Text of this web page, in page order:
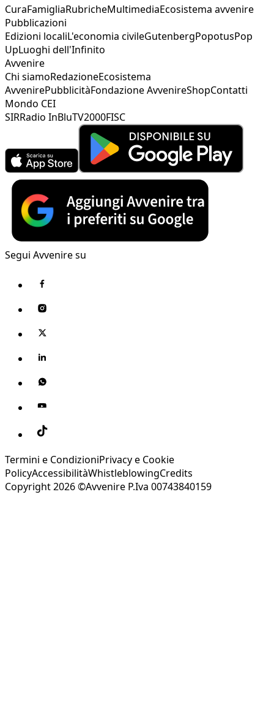
CuraFamigliaRubricheMultimediaEcosistema avvenire
Pubblicazioni
Edizioni localiL'economia civileGutenbergPopotusPop
UpLuoghi dell'Infinito
Avvenire
Chi siamoRedazioneEcosistema
AvvenirePubblicitàFondazione AvvenireShopContatti
Mondo CEI
SIRRadio InBluTV2000FISC
Segui Avvenire su
Termini e CondizioniPrivacy e Cookie
PolicyAccessibilitàWhistleblowingCredits
Copyright 2026 ©Avvenire P.Iva 00743840159